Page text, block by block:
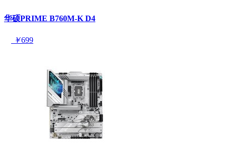
华硕PRIME B760M-K D4
￥699